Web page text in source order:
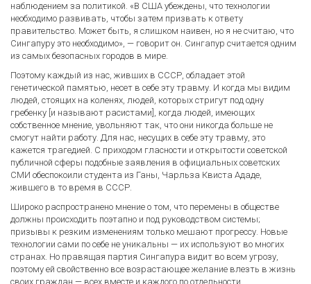
наблюдением за политикой. «В США убеждены, что технологии
необходимо развивать, чтобы затем призвать к ответу
правительство. Может быть, я слишком наивен, но я не считаю, что
Сингапуру это необходимо», — говорит он. Сингапур считается одним
из самых безопасных городов в мире.
Поэтому каждый из нас, живших в СССР, обладает этой
генетической памятью, несет в себе эту травму. И когда мы видим
людей, стоящих на коленях, людей, которых стригут под одну
гребенку [и называют расистами], когда людей, имеющих
собственное мнение, увольняют так, что они никогда больше не
смогут найти работу. Для нас, несущих в себе эту травму, это
кажется трагедией. С приходом гласности и открытости советской
публичной сферы подобные заявления в официальных советских
СМИ обеспокоили студента из Ганы, Чарльза Квиста Ададе,
жившего в то время в СССР.
Широко распространено мнение о том, что перемены в обществе
должны происходить поэтапно и под руководством системы;
призывы к резким изменениям только мешают прогрессу. Новые
технологии сами по себе не уникальны — их используют во многих
странах. Но правящая партия Сингапура видит во всем угрозу,
поэтому ей свойственно все возрастающее желание влезть в жизнь
своих граждан — всех вместе и каждого по отдельности.